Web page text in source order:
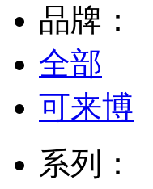
品牌：
全部
可来博
系列：